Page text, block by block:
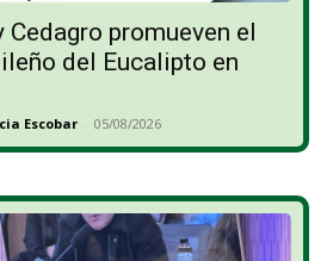
Cedagro promueven el
del Eucalipto en
Escobar - 05/08/2026